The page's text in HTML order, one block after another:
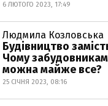
6 ЛЮТОГО 2023, 17:49
Людмила Козловська
Будівництво
Чому забудовникам
можна майже все?
25 СІЧНЯ 2023, 08:16